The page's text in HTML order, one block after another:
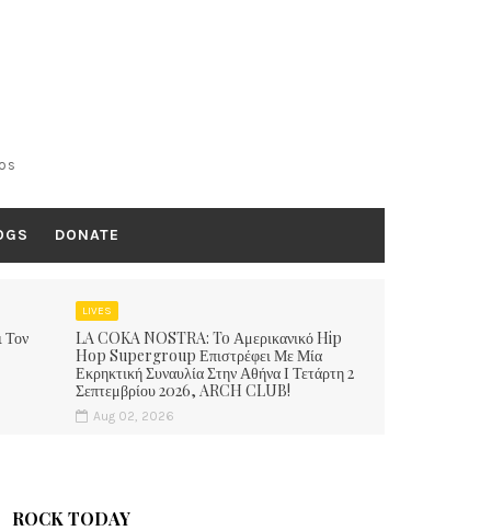
DONATE
Τον
LIVES
LA COKA NOSTRA: To Αμερικανικό Hip
Hop Supergroup Επιστρέφει Με Μία
Εκρηκτική Συναυλία Στην Αθήνα Ι Τετάρτη 2
Σεπτεμβρίου 2026, ARCH CLUB!
Aug 02, 2026
ROCK TODAY